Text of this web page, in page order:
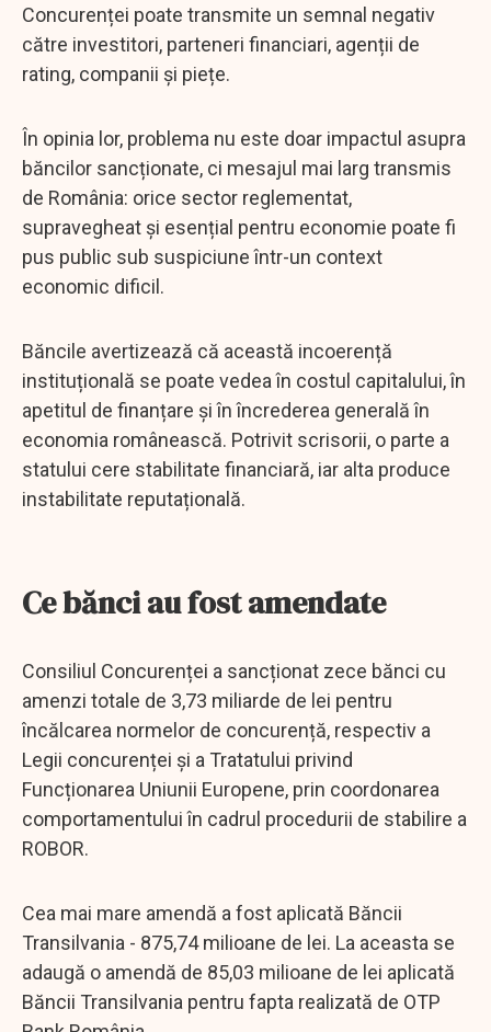
Concurenței poate transmite un semnal negativ
către investitori, parteneri financiari, agenții de
rating, companii și piețe.
În opinia lor, problema nu este doar impactul asupra
băncilor sancționate, ci mesajul mai larg transmis
de România: orice sector reglementat,
supravegheat și esențial pentru economie poate fi
pus public sub suspiciune într-un context
economic dificil.
Băncile avertizează că această incoerență
instituțională se poate vedea în costul capitalului, în
apetitul de finanțare și în încrederea generală în
economia românească. Potrivit scrisorii, o parte a
statului cere stabilitate financiară, iar alta produce
instabilitate reputațională.
Ce bănci au fost amendate
Consiliul Concurenței a sancționat zece bănci cu
amenzi totale de 3,73 miliarde de lei pentru
încălcarea normelor de concurență, respectiv a
Legii concurenței și a Tratatului privind
Funcționarea Uniunii Europene, prin coordonarea
comportamentului în cadrul procedurii de stabilire a
ROBOR.
Cea mai mare amendă a fost aplicată Băncii
Transilvania - 875,74 milioane de lei. La aceasta se
adaugă o amendă de 85,03 milioane de lei aplicată
Băncii Transilvania pentru fapta realizată de OTP